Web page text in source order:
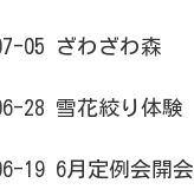
05 ざわざわ森
28 雪花絞り体験
19 6月定例会開会